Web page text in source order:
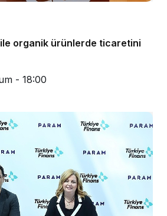
organik ürünlerde ticaretini
- 18:00